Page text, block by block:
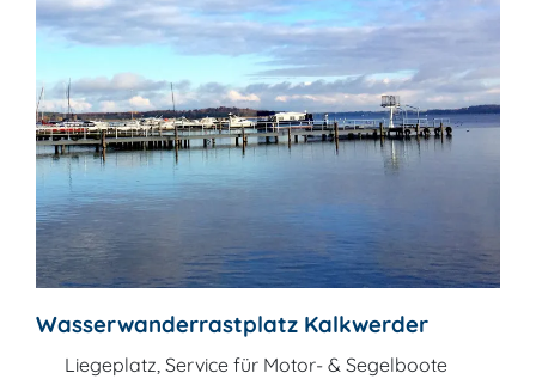
Wasserwanderrastplatz Kalkwerder
Liegeplatz, Service für Motor- & Segelboote